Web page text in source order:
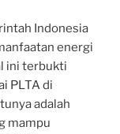
Indonesia
energi
ini terbukti
PLTA di
adalah
mampu